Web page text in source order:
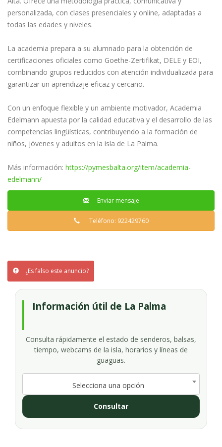
personalizada, con clases presenciales y online, adaptadas a
todas las edades y niveles.
La academia prepara a su alumnado para la obtención de
certificaciones oficiales como Goethe-Zertifikat, DELE y EOI,
combinando grupos reducidos con atención individualizada para
garantizar un aprendizaje eficaz y cercano.
Con un enfoque flexible y un ambiente motivador, Academia
Edelmann apuesta por la calidad educativa y el desarrollo de las
competencias lingüísticas, contribuyendo a la formación de
niños, jóvenes y adultos en la isla de La Palma.
Más información: https://pymesbalta.org/item/academia-
edelmann/
Enviar mensaje
Teléfono: 922429760
¿Es falso este anuncio?
Información útil de La Palma
Consulta rápidamente el estado de senderos, balsas,
tiempo, webcams de la isla, horarios y líneas de
guaguas.
Selecciona una opción
Consultar